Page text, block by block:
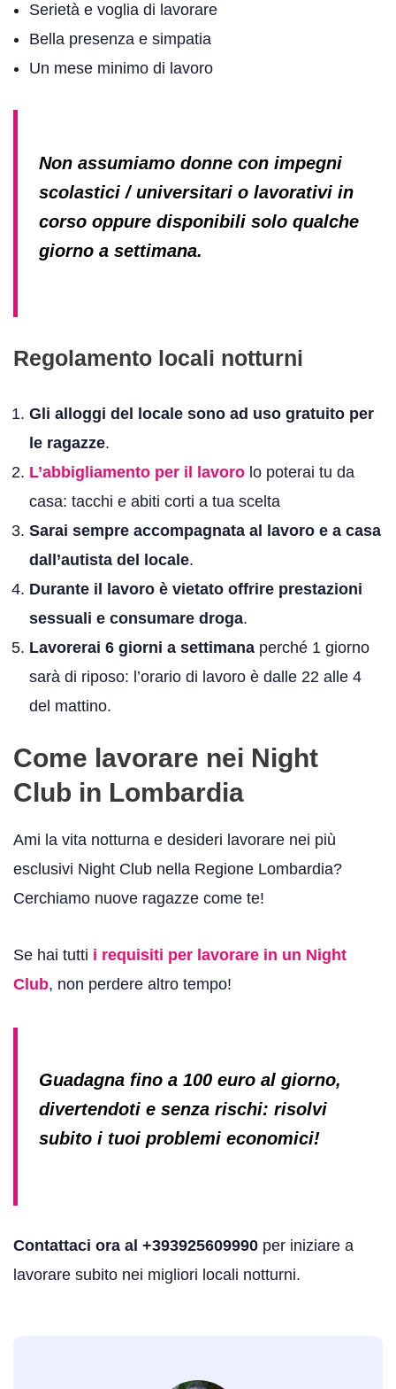
Serietà e voglia di lavorare
Bella presenza e simpatia
Un mese minimo di lavoro
Non assumiamo donne con impegni
scolastici / universitari o lavorativi in
corso oppure disponibili solo qualche
giorno a settimana.
Regolamento locali notturni
Gli alloggi del locale sono ad uso gratuito per
le ragazze.
L’abbigliamento per il lavoro lo poterai tu da
casa: tacchi e abiti corti a tua scelta
Sarai sempre accompagnata al lavoro e a casa
dall’autista del locale.
Durante il lavoro è vietato offrire prestazioni
sessuali e consumare droga.
Lavorerai 6 giorni a settimana perché 1 giorno
sarà di riposo: l’orario di lavoro è dalle 22 alle 4
del mattino.
Come lavorare nei Night
Club in Lombardia
Ami la vita notturna e desideri lavorare nei più
esclusivi Night Club nella Regione Lombardia?
Cerchiamo nuove ragazze come te!
Se hai tutti i requisiti per lavorare in un Night
Club, non perdere altro tempo!
Guadagna fino a 100 euro al giorno,
divertendoti e senza rischi: risolvi
subito i tuoi problemi economici!
Contattaci ora al +393925609990 per iniziare a
lavorare subito nei migliori locali notturni.